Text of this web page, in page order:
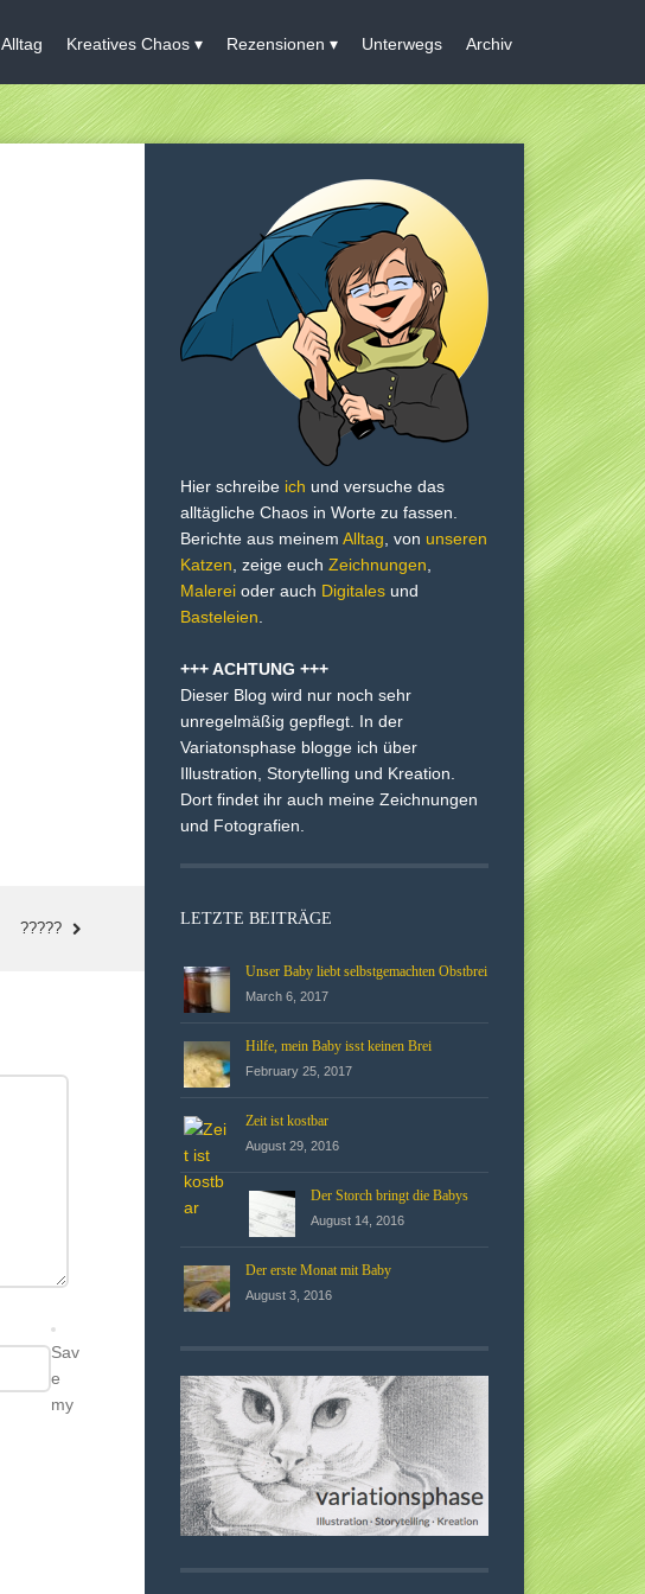
Alltag Kreatives Chaos Rezensionen Unterwegs Archiv
?????
Sav
e
my
Hier schreibe ich und versuche das
alltägliche Chaos in Worte zu fassen.
Berichte aus meinem Alltag , von unseren
Katzen , zeige euch Zeichnungen
Malerei oder auch Digitales und
Basteleien
+++ ACHTUNG +++
Dieser Blog wird nur noch sehr
unregelmäßig gepflegt. In der
Variatonsphase blogge ich über
Illustration, Storytelling und Kreation.
Dort findet ihr auch meine Zeichnungen
und Fotografien.
LETZTE BEITRÄGE
Unser Baby liebt selbstgemachten Obstbrei
March 6, 2017
Hilfe, mein Baby isst keinen Brei
February 25, 2017
Zeit ist kostbar
August 29, 2016
Der Storch bringt die Babys
August 14, 2016
Der erste Monat mit Baby
August 3, 2016